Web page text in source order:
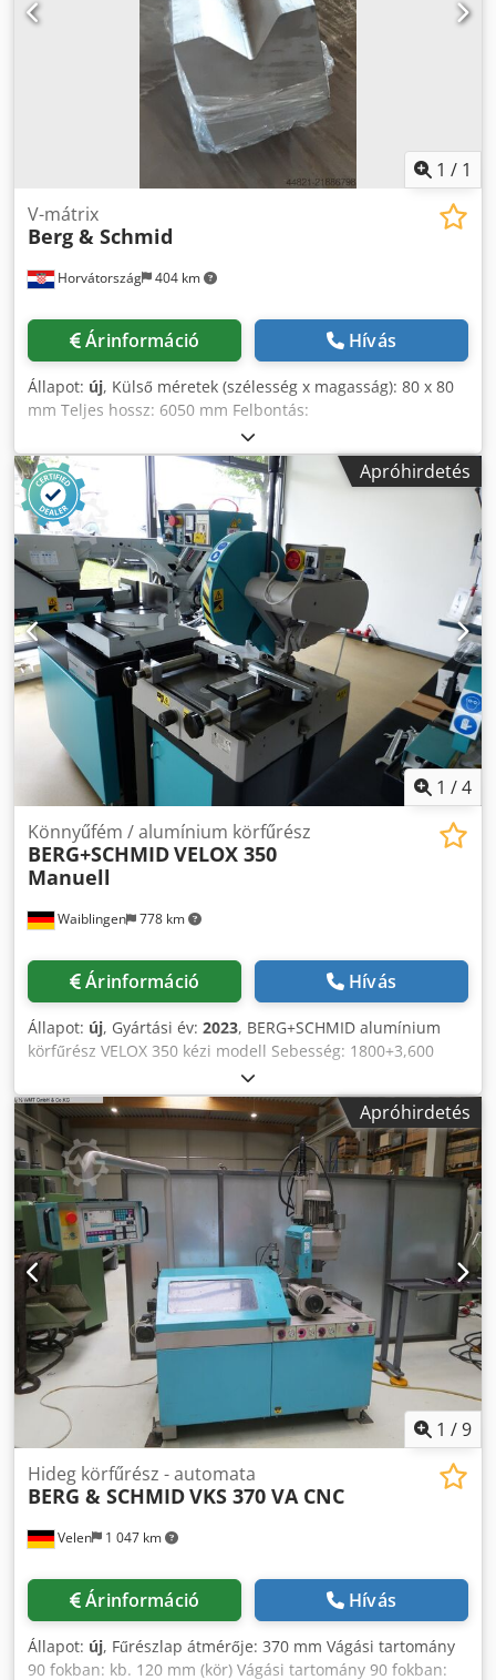
1 / 1
Horvátország 404 km
V-mátrix
Berg & Schmid
Árinformáció Hívás
Állapot: új, Külső méretek (szélesség x magasság): 80 x 80
mm Teljes hossz: 6050 mm Felbontás:
2x25/30/35/40/45/50/3x100/11x500 mm Cedpfsy N S Irsx Ag
Isha Megengedett terhelés: 200 t/m Anyag: 42CrMo4,
edzett (plazmamély-nitridált: keménység kb. 700 HV, 58–63
HRC, 0,4–0,5 mm mélység), köszörülve
Apróhirdetés
1 /4
Waiblingen 778 km
Könnyűfém / alumínium körfűrész
BERG+SCHMIDVELOX 350
Manuell
Árinformáció Hívás
Állapot: új, Gyártási év: 2023, BERG+SCHMID alumínium
körfűrész VELOX 350 kézi modell Sebesség: 1800+3,600
fordulat/perc - Gérce balra + jobbra 45° - Fej ferde vágások
45°-ig (Schifter) - Golyóscsapágyazott forgóasztal - Gépalap
- A legmagasabb vágási minőség a rezgéselnyelésnek
köszönhetően - Nagyon egyenletes vágás - Áthúzó indítás
és nagy teljesítmény - Gépalap forgácsgyűjtő fiókkal
Fűrészlap méretei: 350x32mm További tartozékok, mint pl.
fűrészlapok, görgős futószalagok, mérőmegállók, minimális
mennyiségű kenés stb. kérésre rendelhetők! Szállítási
határidő: raktárról Waiblingen Beinstein Codpfx Ajr Ilktog
Ijha
Apróhirdetés
1 /9
Velen 1 047 km
Hideg körfűrész - automata
BERG & SCHMIDVKS 370 VA CNC
Árinformáció Hívás
Állapot: új, Fűrészlap átmérője: 370 mm Vágási tartomány
90 fokban: kb. 120 mm (kör) Vágási tartomány 90 fokban: